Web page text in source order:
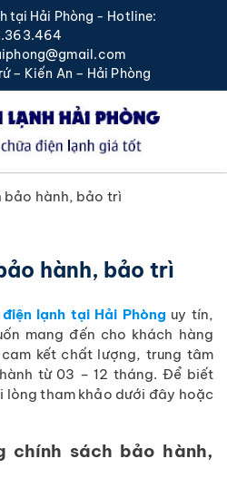
tại Hải Phòng - Hotline:
– Kiến An – Hải Phòng
bảo hành, bảo trì
hành, bảo trì
lạnh tại Hải Phòng uy tín,
mang đến cho khách hàng
kết chất lượng, trung tâm
từ 03 – 12 tháng. Để biết
lòng tham khảo dưới đây hoặc
chính sách bảo hành,